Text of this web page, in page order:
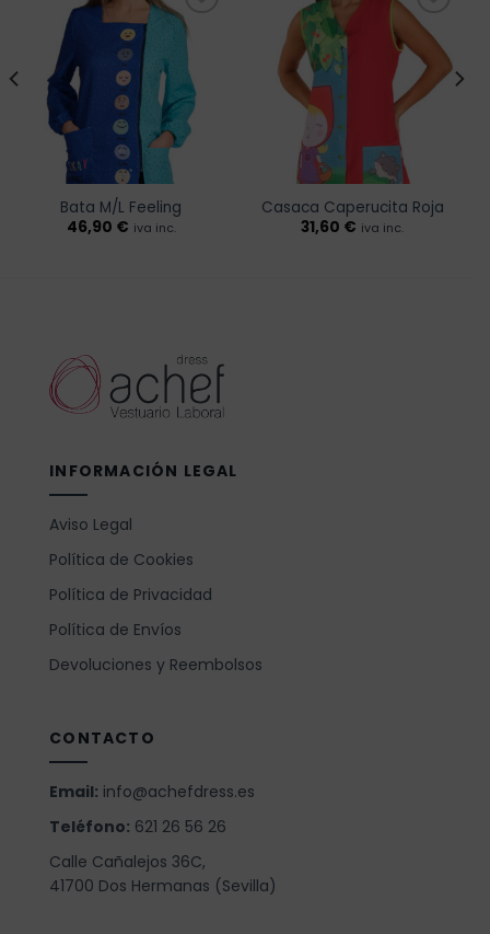
Añadir
lista de
deseos
Bata M/L Feeling
46,90 € iva inc.
Añadir
a la
lista de
deseos
Casaca Caperucita Roja
31,60 € iva inc.
INFORMACIÓN LEGAL
Aviso Legal
Política de Cookies
Política de Privacidad
Política de Envíos
Devoluciones y Reembolsos
CONTACTO
Email: info@achefdress.es
Teléfono: 621 26 56 26
Calle Cañalejos 36C,
41700 Dos Hermanas (Sevilla)